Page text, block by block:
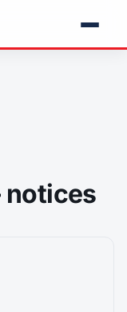
notices